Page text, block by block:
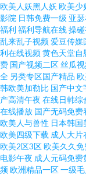
欧美人妖黑人妖 欧美少
影院 日韩免费一级 亚
福利 福利导航在线操
乱来乱子视频爱豆传媒
利在线视频黄色天堂自
费 国产视频二区丝瓜视
全 另类专区国产精品
韩欧美加勒比 国产中文
产高清午夜 在线日韩综
在线播放 国产无码免费
欧美人与兽性 日本韩国
欧美四级下载 成人大片
欧美2区3区欧美久久免
电影午夜 成人元码免费
频欧洲精品一区一级